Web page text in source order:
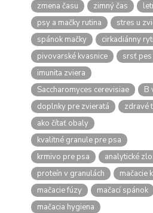
zmena času
zimný čas
psy a mačky rutina
stres u
spánok mačky
cirkadiánny
pivovarské kvasnice
srsť pes
imunita zviera
Saccharomyces cerevisiae
B
doplnky pre zvieratá
zdravé
ako čítať obaly
kvalitné granule pre psa
krmivo pre psa
analytické
proteín v granulách
mačacie
mačacie fúzy
mačací spánok
mačacia hygiena